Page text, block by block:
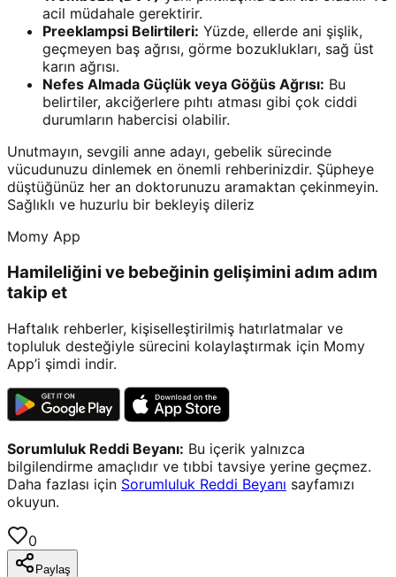
acil müdahale gerektirir.
Preeklampsi Belirtileri: Yüzde, ellerde ani şişlik,
geçmeyen baş ağrısı, görme bozuklukları, sağ üst
karın ağrısı.
Nefes Almada Güçlük veya Göğüs Ağrısı: Bu
belirtiler, akciğerlere pıhtı atması gibi çok ciddi
durumların habercisi olabilir.
Unutmayın, sevgili anne adayı, gebelik sürecinde
vücudunuzu dinlemek en önemli rehberinizdir. Şüpheye
düştüğünüz her an doktorunuzu aramaktan çekinmeyin.
Sağlıklı ve huzurlu bir bekleyiş dileriz
Momy App
Hamileliğini ve bebeğinin gelişimini adım adım
takip et
Haftalık rehberler, kişiselleştirilmiş hatırlatmalar ve
topluluk desteğiyle sürecini kolaylaştırmak için Momy
App’i şimdi indir.
Sorumluluk Reddi Beyanı: Bu içerik yalnızca
bilgilendirme amaçlıdır ve tıbbi tavsiye yerine geçmez.
Daha fazlası için Sorumluluk Reddi Beyanı sayfamızı
okuyun.
0
Paylaş